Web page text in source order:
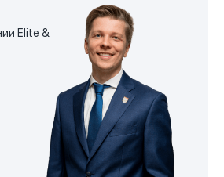
Elite &